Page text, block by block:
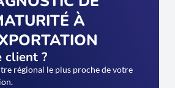
À
client ?
régional le plus proche de votre